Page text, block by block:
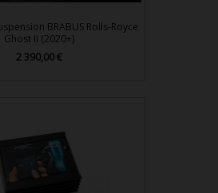
BRABUS Rolls-Royce
Ghost II (2020+)
Prix
2 390,00 €